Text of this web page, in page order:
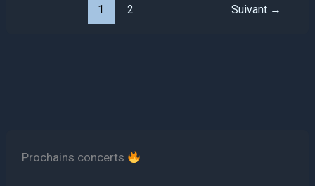
1 2 Suivant →
Prochains concerts